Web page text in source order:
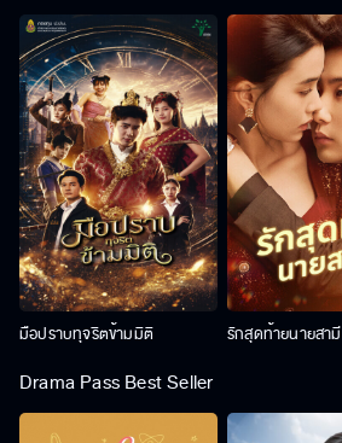
มือปราบทุจริตข้ามมิติ รักสุดท้ายนายสามี
Drama Pass Best Seller